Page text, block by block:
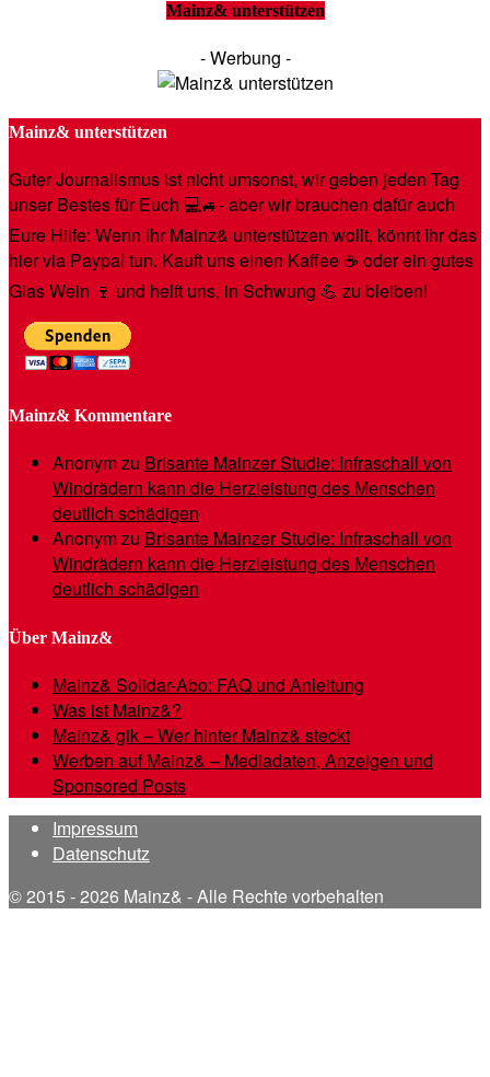
Mainz& unterstützen
- Werbung -
Mainz& unterstützen
Guter Journalismus ist nicht umsonst, wir geben jeden Tag
unser Bestes für Euch 💻🚙- aber wir brauchen dafür auch
Eure Hilfe: Wenn Ihr Mainz& unterstützen wollt, könnt Ihr das
hier via Paypal tun. Kauft uns einen Kaffee ☕️ oder ein gutes
Glas Wein 🍷 und helft uns, in Schwung 💪 zu bleiben!
Mainz& Kommentare
Anonymzu Brisante Mainzer Studie: Infraschall von
Windrädern kann die Herzleistung des Menschen
deutlich schädigen
Anonymzu Brisante Mainzer Studie: Infraschall von
Windrädern kann die Herzleistung des Menschen
deutlich schädigen
Über Mainz&
Mainz& Solidar-Abo: FAQ und Anleitung
Was ist Mainz&?
Mainz& gik – Wer hinter Mainz& steckt
Werben auf Mainz& – Mediadaten, Anzeigen und
Sponsored Posts
Impressum
Datenschutz
© 2015 - 2026 Mainz& - Alle Rechte vorbehalten